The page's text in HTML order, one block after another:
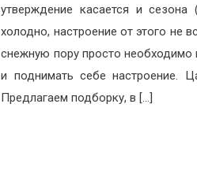
утверждение касается и
холодно, настроение от этого не
снежную пору просто
и поднимать себе настроение.
Предлагаем подборку, в […]